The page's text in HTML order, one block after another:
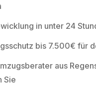
in unter 24
bis 7.500€ für
aus
Sie